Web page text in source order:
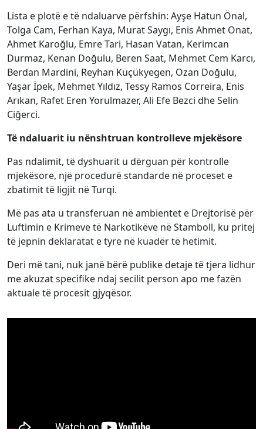
Lista e plotë e të ndaluarve përfshin: Ayşe Hatun Önal,
Tolga Cam, Ferhan Kaya, Murat Saygı, Enis Ahmet Onat,
Ahmet Karoğlu, Emre Tari, Hasan Vatan, Kerimcan
Durmaz, Kenan Doğulu, Beren Saat, Mehmet Cem Karcı,
Berdan Mardini, Reyhan Küçükyegen, Ozan Doğulu,
Yaşar İpek, Mehmet Yıldız, Tessy Ramos Correira, Enis
Arıkan, Rafet Eren Yorulmazer, Ali Efe Bezci dhe Selin
Ciğerci.
Të ndaluarit iu nënshtruan kontrolleve mjekësore
Pas ndalimit, të dyshuarit u dërguan për kontrolle
mjekësore, një procedurë standarde në proceset e
zbatimit të ligjit në Turqi.
Më pas ata u transferuan në ambientet e Drejtorisë për
Luftimin e Krimeve të Narkotikëve në Stamboll, ku pritej
të jepnin deklaratat e tyre në kuadër të hetimit.
Deri më tani, nuk janë bërë publike detaje të tjera lidhur
me akuzat specifike ndaj secilit person apo me fazën
aktuale të procesit gjyqësor.